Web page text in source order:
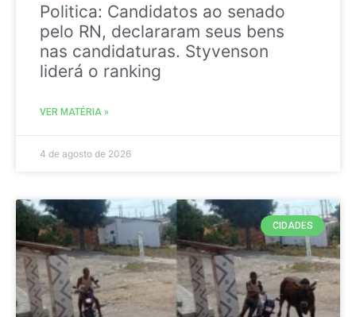
Politica: Candidatos ao senado
pelo RN, declararam seus bens
nas candidaturas. Styvenson
liderá o ranking
VER MATÉRIA »
4 de agosto de 2026
CIDADES